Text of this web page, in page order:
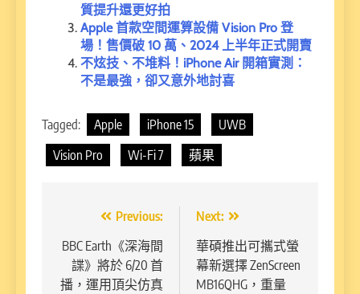
質提升還更好拍
Apple 首款空間運算設備 Vision Pro 登
場！售價破 10 萬、2024 上半年正式開賣
不炫技、不堆料！iPhone Air 開箱實測：
不是最強，卻又意外地討喜
Tagged: Apple iPhone 15
UWB
Vision Pro
Wi-Fi 7 蘋果
章
導
Previous:
BBC Earth《深海間
諜》將於 6/20 首
播，運用頂尖仿真
Next:
華碩推出可攜式螢
幕新選擇 ZenScreen
MB16QHG，重量